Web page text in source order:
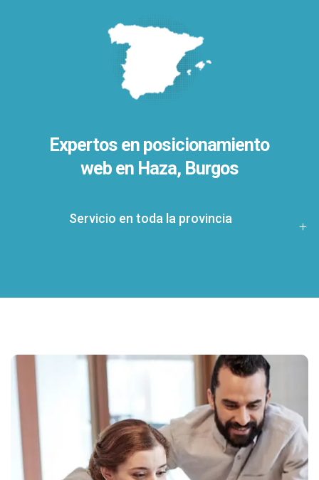
Expertos en posicionamiento
web en Haza, Burgos
Servicio en toda la provincia